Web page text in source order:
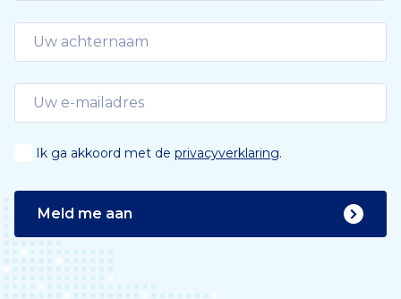
Ik ga akkoord met de privacyverklaring.
Meld me aan